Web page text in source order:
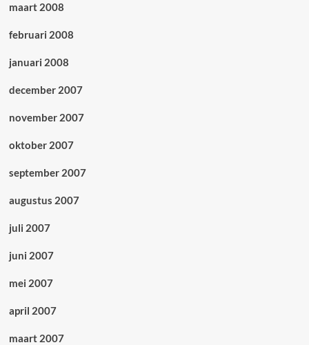
maart 2008
februari 2008
januari 2008
december 2007
november 2007
oktober 2007
september 2007
augustus 2007
juli 2007
juni 2007
mei 2007
april 2007
maart 2007